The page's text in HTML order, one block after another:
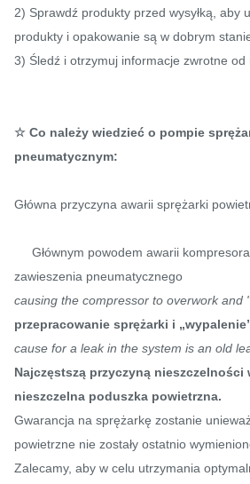
2) Sprawdź produkty przed wysyłką, aby
produkty i opakowanie są w dobrym
3) Śledź i otrzymuj informacje zwrotne od
☆ Co należy wiedzieć o pompie
pneumatycznym:
Główna przyczyna awarii sprężarki
Głównym powodem awarii
zawieszenia pneumatycznego
causing the compressor to overwork and
przepracowanie sprężarki i
cause for a leak in the system is an old
Najczęstszą przyczyną nieszczelności
nieszczelna poduszka powietrzna.
Gwarancja na sprężarkę zostanie
powietrzne nie zostały ostatnio
Zalecamy, aby w celu utrzymania